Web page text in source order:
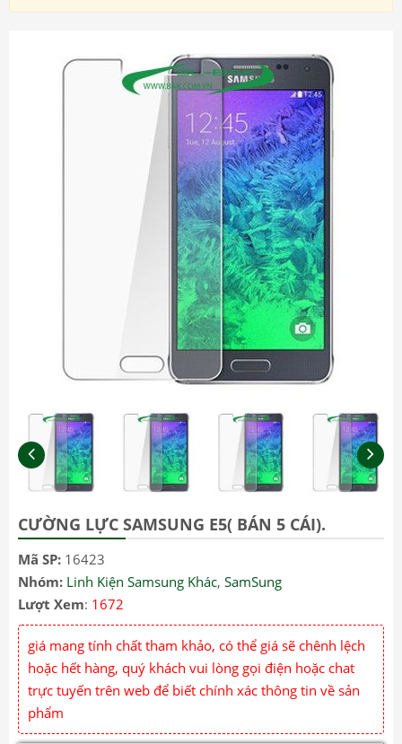
CƯỜNG LỰC SAMSUNG E5( BÁN 5 CÁI).
Mã SP: 16423
Nhóm: Linh Kiện Samsung Khác, SamSung
Lượt Xem: 1672
giá mang tính chất tham khảo, có thể giá sẽ chênh lệch
hoặc hết hàng, quý khách vui lòng gọi điện hoặc chat
trực tuyến trên web để biết chính xác thông tin về sản
phẩm